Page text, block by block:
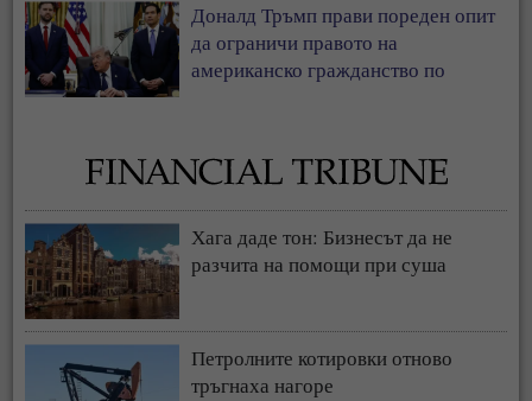
Доналд Тръмп прави пореден опит
да ограничи правото на
американско гражданство по
Хага даде тон: Бизнесът да не
разчита на помощи при суша
Петролните котировки отново
тръгнаха нагоре